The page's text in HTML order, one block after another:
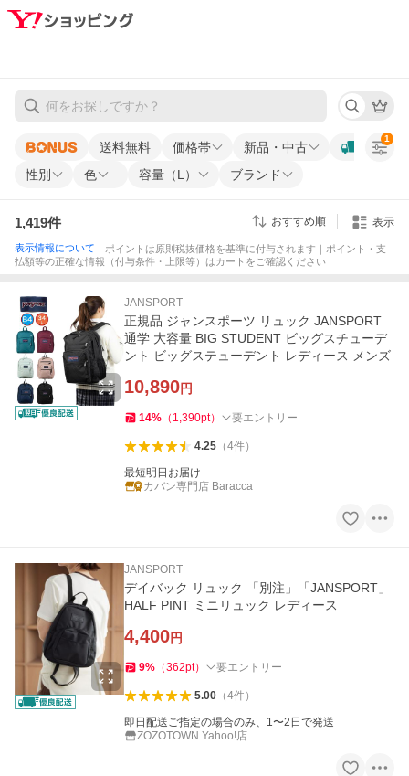
送料無料 価格帯
新品・中古
性別
色 容量（L） ブランド
1
1,419件 おすすめ順 表示
表示情報について ｜ポイントは原則税抜価格を基準に付与されます｜ポイント・支
払額等の正確な情報（付与条件・上限等）はカートをご確認ください
JANSPORT
正規品 ジャンスポーツ リュック JANSPORT
通学 大容量 BIG STUDENT ビッグスチューデ
ント ビッグステューデント レディース メンズ
10,890円
14% （ 1,390pt） 要エントリー
4.25（4件）
最短明日お届け
カバン専門店 Baracca
JANSPORT
デイバック リュック 「別注」「JANSPORT」
HALF PINT ミニリュック レディース
4,400円
9% （362pt） 要エントリー
5.00（4件）
即日配送ご指定の場合のみ、1〜2日で発送
ZOZOTOWN Yahoo!店